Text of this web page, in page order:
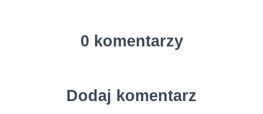
0 komentarzy
Dodaj komentarz